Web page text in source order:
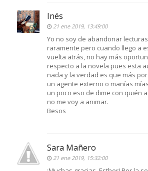
Inés
21 ene 2019, 13:49:00
Yo no soy de abandonar
raramente pero cuando llego a
vuelta atrás, no hay más
respecto a la novela pues esta
nada y la verdad es que más
un agente externo o manías
un poco eso de dime con quién
no me voy a animar.
Besos
Sara Mañero
21 ene 2019, 15:32:00